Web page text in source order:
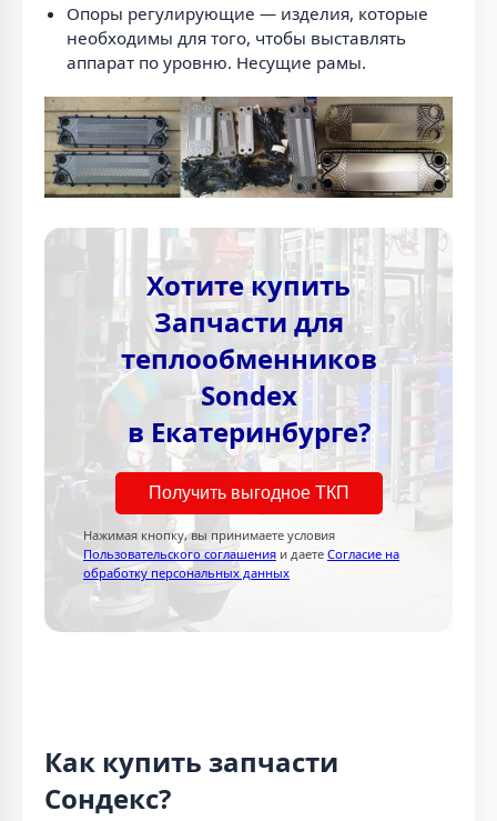
Опоры регулирующие — изделия, которые
необходимы для того, чтобы выставлять
аппарат по уровню. Несущие рамы.
Хотите купить
Запчасти для
теплообменников
Sondex
в Екатеринбурге?
Получить выгодное ТКП
Нажимая кнопку, вы принимаете условия
Пользовательского соглашения и даете Согласие на
обработку персональных данных
Как купить запчасти
Сондекс?